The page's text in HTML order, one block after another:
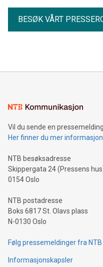
BESØK VÅRT
Vil du sende en
Her finner du mer
NTB besøksadresse
Skippergata 24 (Pressens
0154 Oslo
NTB postadresse
Boks 6817 St. Olavs plass
N-0130 Oslo
Følg pressemeldinger fra
Informasjonskapsler